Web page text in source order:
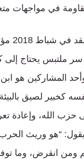
في مواجهات
في
سر ملتبس
المشاركين هو ابن
كخبير لصيق
الله، وإعادة
“هو وريث الحرب
ومن انقرض، وما